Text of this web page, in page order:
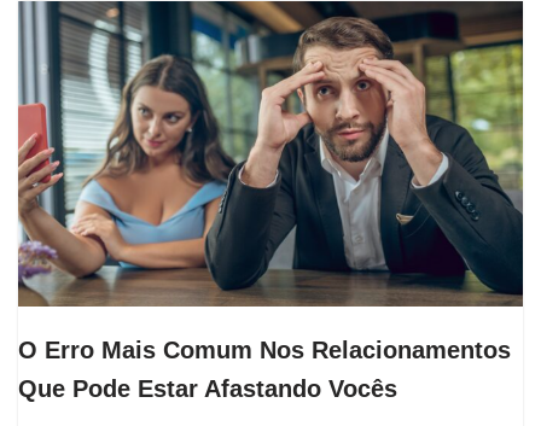
O Erro Mais Comum Nos Relacionamentos
Que Pode Estar Afastando Vocês